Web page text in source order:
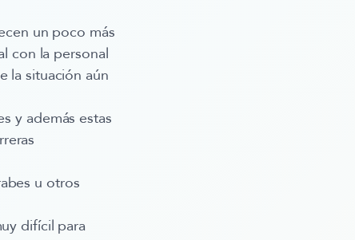
un poco más
con la personal
la situación aún
y además estas
u otros
difícil para